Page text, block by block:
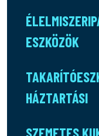
ESZKÖZÖK
HÁZTARTÁSI